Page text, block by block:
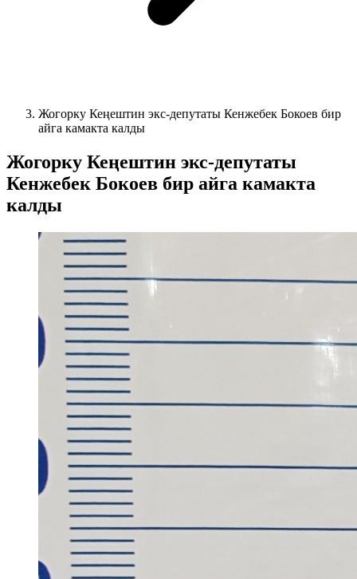
Жогорку Кеңештин экс-депутаты Кенжебек Бокоев бир
айга камакта калды
Жогорку Кеңештин экс-депутаты
Кенжебек Бокоев бир айга камакта
калды